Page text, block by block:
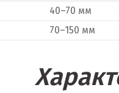
40–70 мм
70–150 мм